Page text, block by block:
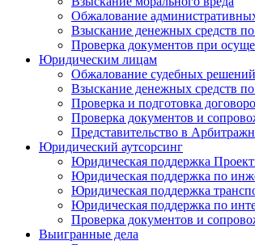
Обжалование
Взыскание денежных средств
Проверка документов при
Юридическим лицам
Обжалование судебных решений
Взыскание денежных средств
Проверка и подготовка
Проверка документов и
Представительство в
Юридический аутсорсинг
Юридическая поддержка
Юридическая поддержка по
Юридическая поддержка
Юридическая поддержка по
Проверка документов и
Выигранные дела